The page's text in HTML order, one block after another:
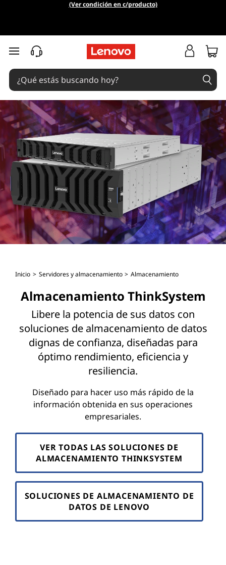
n
e
r
p
r
i
s
e
D
a
(Ver condición en c/producto)
Ir al contenido principal
Inicio Servidores y almacenamiento Almacenamiento
Almacenamiento ThinkSystem
Libere la potencia de sus datos con
soluciones de almacenamiento de datos
dignas de confianza, diseñadas para
óptimo rendimiento, eficiencia y
resiliencia.
Diseñado para hacer uso más rápido de la
información obtenida en sus operaciones
empresariales.
VER TODAS LAS SOLUCIONES DE
ALMACENAMIENTO THINKSYSTEM
SOLUCIONES DE ALMACENAMIENTO DE
DATOS DE LENOVO